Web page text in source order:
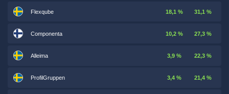
Flexqube 18,1 % 31,1 %
Componenta 10,2 % 27,3 %
Alleima 3,9 % 22,3 %
ProfilGruppen 3,4 % 21,4 %